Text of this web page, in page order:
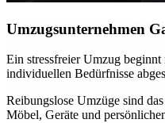
Umzugsunternehmen
Ein stressfreier Umzug
individuellen Bedürfnisse
Reibungslose Umzüge sind
Möbel, Geräte und